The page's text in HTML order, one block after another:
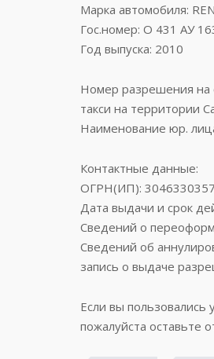
Марка автомобиля:
Гос.номер: О 431 АУ
Год выпуска: 2010
Номер разрешения на
такси на территории
Наименование юр.
Контактные данные:
ОГРН(ИП):
Дата выдачи и срок
Сведений о
Сведений об
запись о выдаче
Если вы пользовались
пожалуйста оставьте